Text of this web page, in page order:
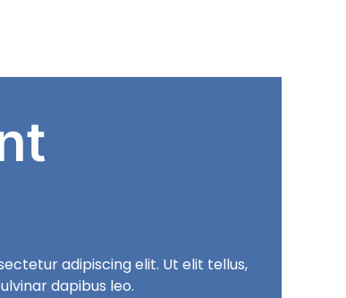
adipiscing elit. Ut elit tellus,
dapibus leo.